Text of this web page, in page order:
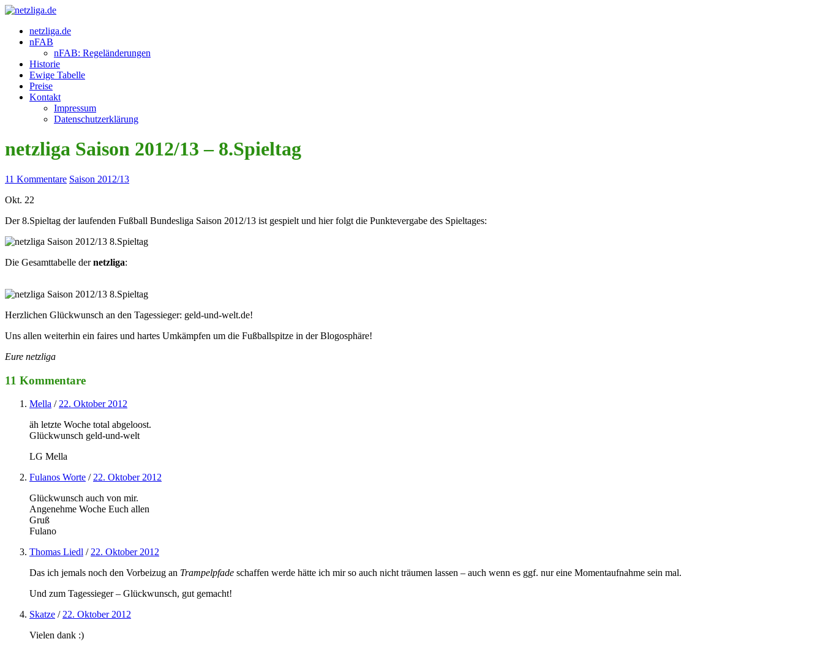
netzliga.de
nFAB
nFAB: Regeländerungen
Historie
Ewige Tabelle
Preise
Kontakt
Impressum
Datenschutzerklärung
netzliga Saison 2012/13 – 8.Spieltag
11 Kommentare Saison 2012/13
Okt. 22
Der 8.Spieltag der laufenden Fußball Bundesliga Saison 2012/13 ist gespielt und hier folgt die Punktevergabe des Spieltages:
Die Gesamttabelle dernetzliga:
Herzlichen Glückwunsch an den Tagessieger: geld-und-welt.de!
Uns allen weiterhin ein faires und hartes Umkämpfen um die Fußballspitze in der Blogosphäre!
Eure netzliga
11 Kommentare
Mella / 22. Oktober 2012
äh letzte Woche total abgeloost.
Glückwunsch geld-und-welt
LG Mella
Fulanos Worte / 22. Oktober 2012
Glückwunsch auch von mir.
Angenehme Woche Euch allen
Gruß
Fulano
Thomas Liedl / 22. Oktober 2012
Das ich jemals noch den Vorbeizug an Trampelpfade schaffen werde hätte ich mir so auch nicht träumen lassen – auch wenn es ggf. nur eine Momentaufnahme sein mal.
Und zum Tagessieger – Glückwunsch, gut gemacht!
Skatze / 22. Oktober 2012
Vielen dank :)